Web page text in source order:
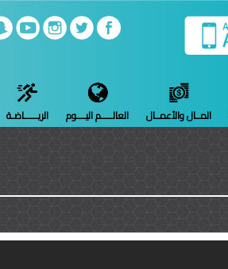
المــال والأعمــال العالـــــم اليــــوم الريــــــاضـة